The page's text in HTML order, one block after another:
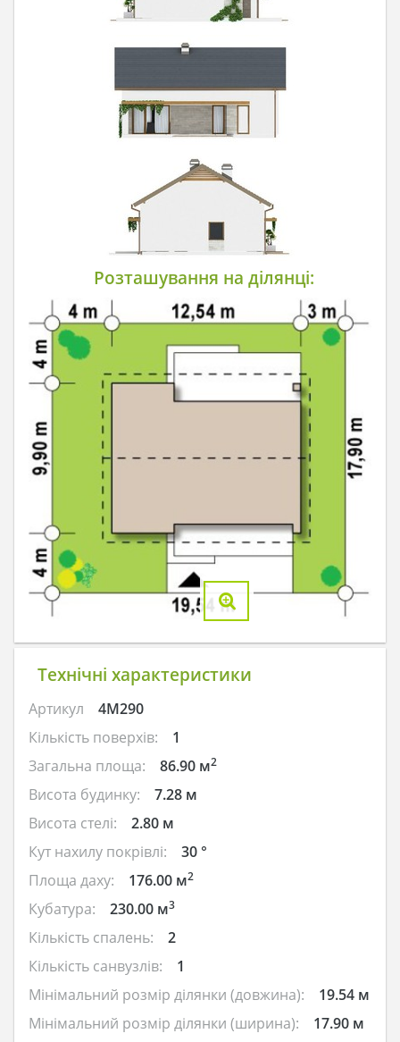
Розташування на ділянці:
Технічні характеристики
Артикул
4M290
Кількість поверхів:
1
Загальна площа:
86.90 м2
Висота будинку:
7.28 м
Висота стелі:
2.80 м
Кут нахилу покрівлі:
30 °
Площа даху:
176.00 м2
Кубатура: 230.00 м3
Кількість спалень:
2
Кількість санвузлів:
1
Мінімальний розмір ділянки (довжина):
19.54 м
Мінімальний розмір ділянки (ширина):
17.90 м